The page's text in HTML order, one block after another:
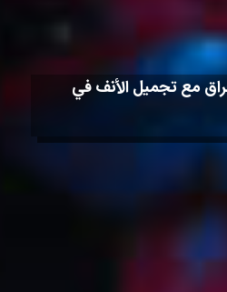
مع تجميل الأنف في